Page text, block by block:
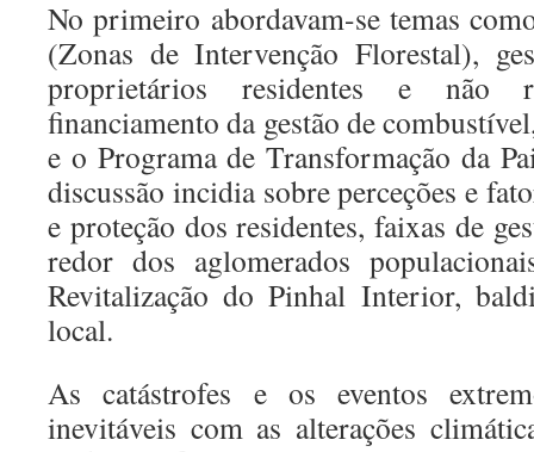
No primeiro abordavam-se temas
(Zonas de Intervenção Florestal),
proprietários residentes e não
financiamento da gestão de
e o Programa de Transformação da
discussão incidia sobre perceções e
e proteção dos residentes, faixas de
redor dos aglomerados
Revitalização do Pinhal Interior,
local.
As catástrofes e os eventos
inevitáveis com as alterações